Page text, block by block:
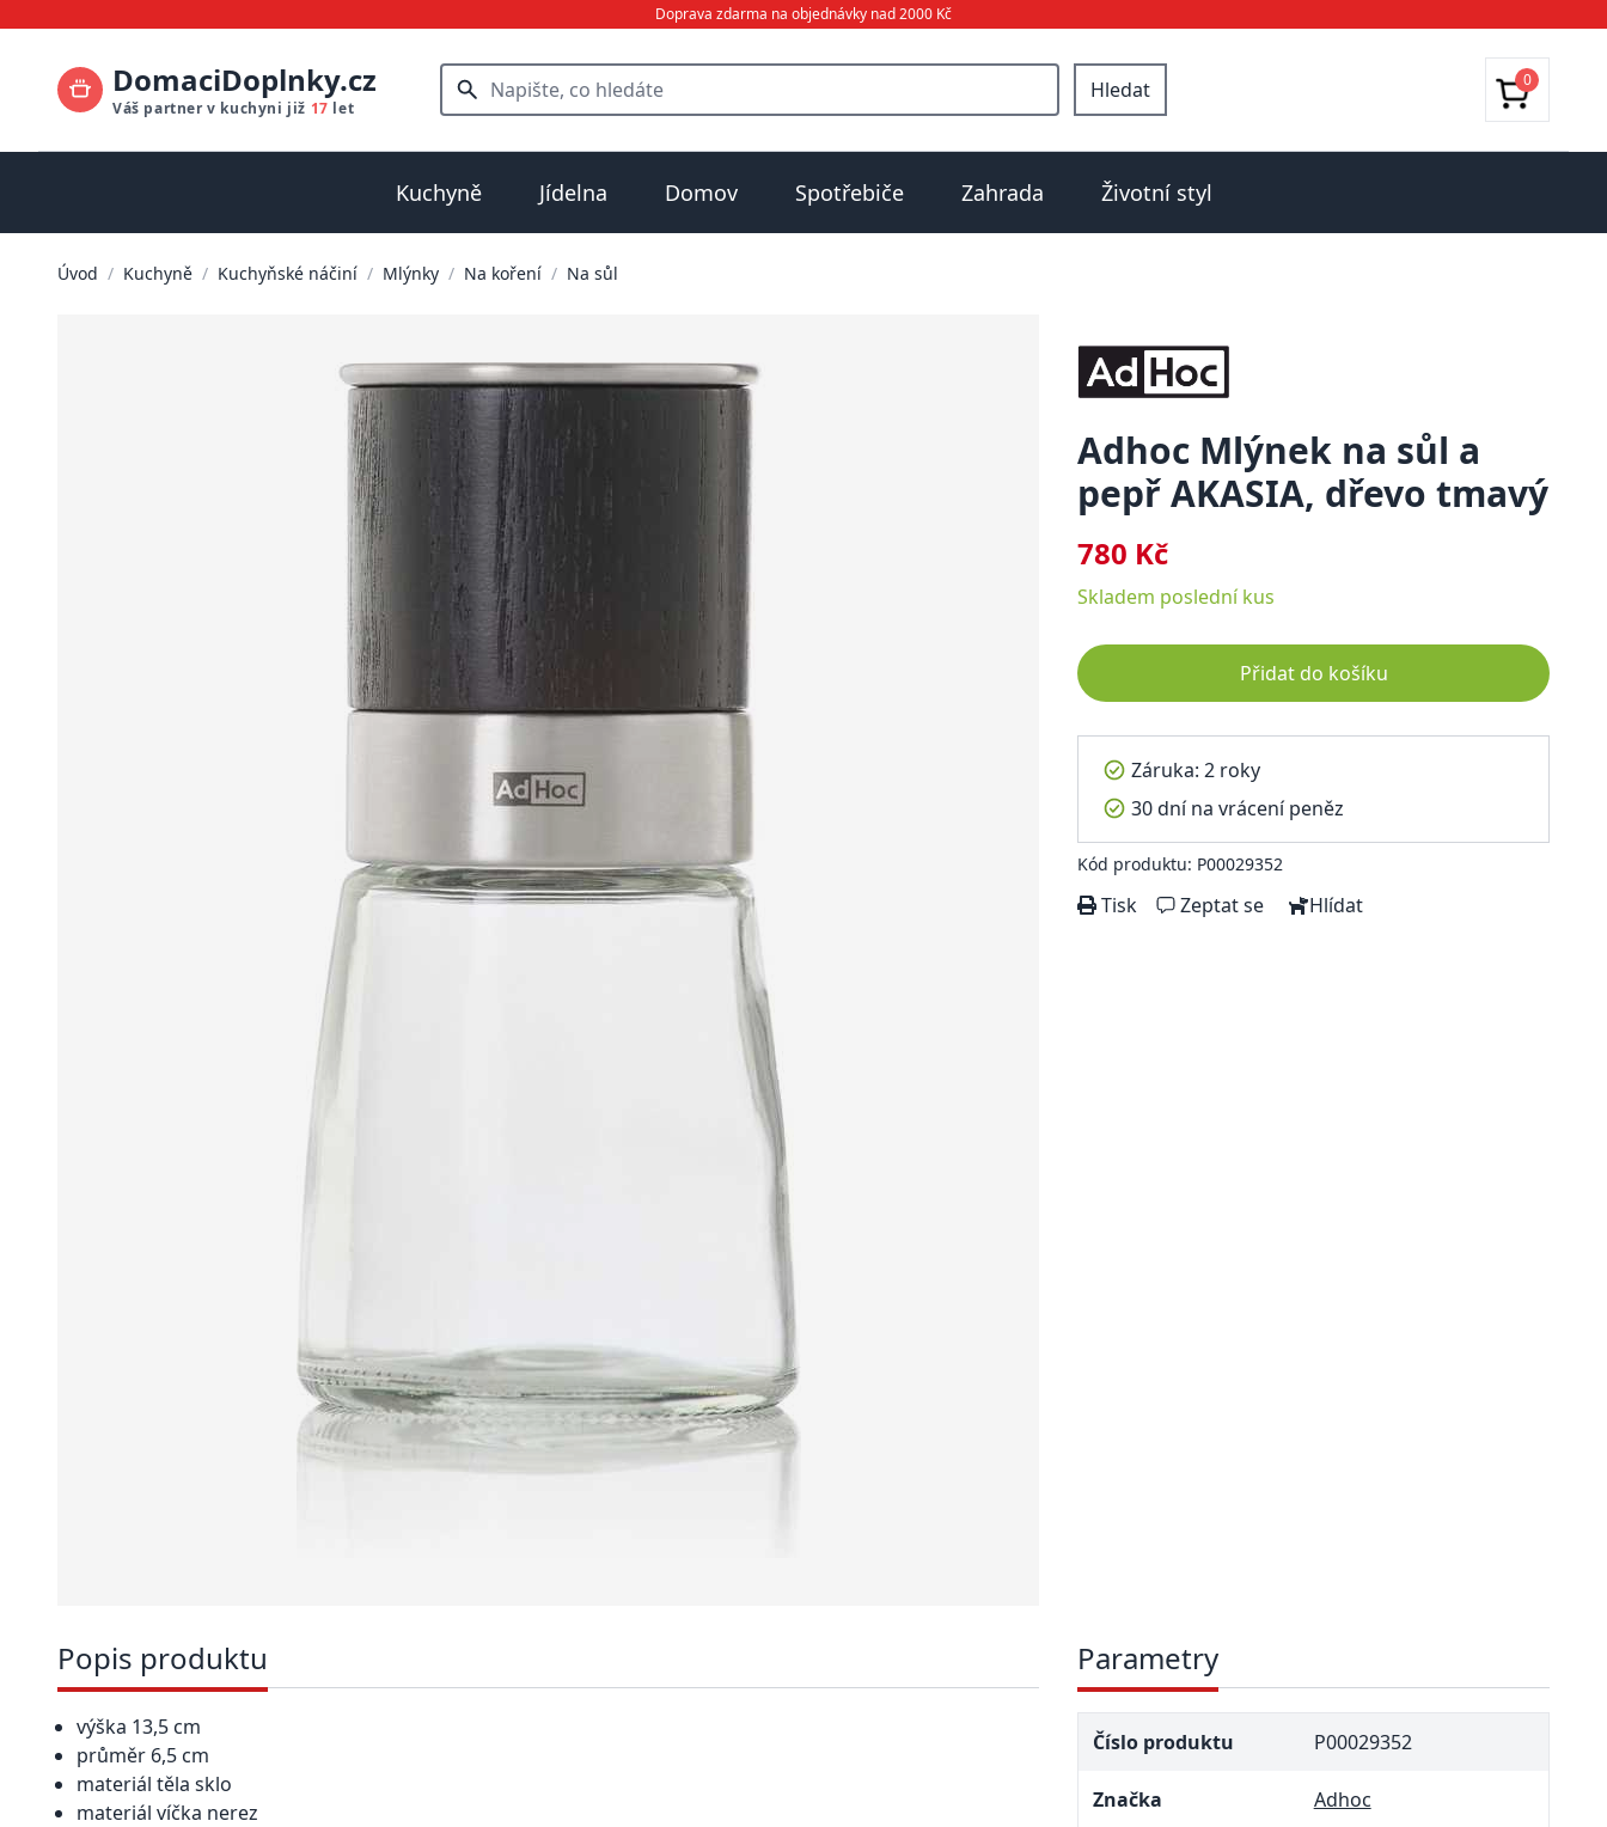
Doprava zdarma na objednávky nad 2000 Kč
DomaciDoplnky.cz
Váš partner v kuchyni již 17 let
Hledat 0
Kuchyně Jídelna Domov Spotřebiče Zahrada Životní styl
Úvod / Kuchyně / Kuchyňské náčiní / Mlýnky / Na koření / Na sůl
Adhoc Mlýnek na sůl a
pepř AKASIA, dřevo tmavý
780 Kč
Skladem poslední kus
Přidat do košíku
Záruka: 2 roky
30 dní na vrácení peněz
Kód produktu: P00029352
Tisk Zeptat se Hlídat
Popis produktu
výška 13,5 cm
průměr 6,5 cm
materiál těla sklo
materiál víčka nerez
Parametry
Číslo produktu P00029352
Značka Adhoc